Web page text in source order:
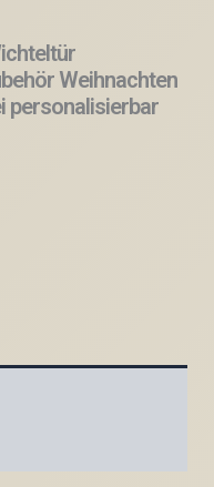
Weihnachten
personalisierbar